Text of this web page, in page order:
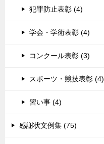
犯罪防止表彰 (4)
学会・学術表彰 (4)
コンクール表彰 (3)
スポーツ・競技表彰 (4)
習い事 (4)
感謝状文例集 (75)